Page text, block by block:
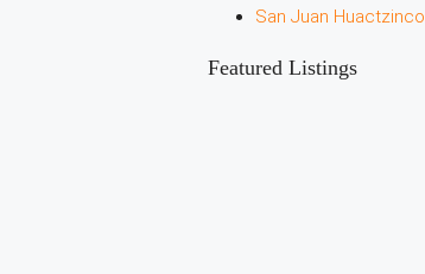
San Juan Huactzinco
Featured Listings